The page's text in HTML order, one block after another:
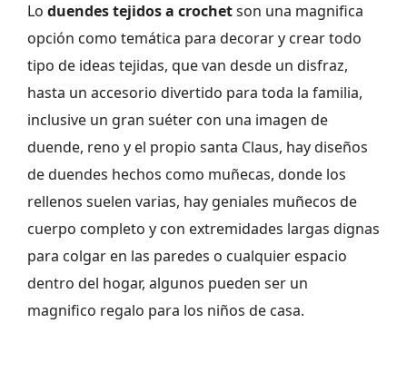
Lo duendes tejidos a crochetson una magnifica
opción como temática para decorar y crear todo
tipo de ideas tejidas, que van desde un disfraz,
hasta un accesorio divertido para toda la familia,
inclusive un gran suéter con una imagen de
duende, reno y el propio santa Claus, hay diseños
de duendes hechos como muñecas, donde los
rellenos suelen varias, hay geniales muñecos de
cuerpo completo y con extremidades largas dignas
para colgar en las paredes o cualquier espacio
dentro del hogar, algunos pueden ser un
magnifico regalo para los niños de casa.